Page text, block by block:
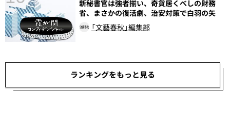
新秘書官は強者揃い、奇貨居くべしの財務
省、まさかの復活劇、治安対策で白羽の矢
「文藝春秋」編集部
ランキングをもっと見る